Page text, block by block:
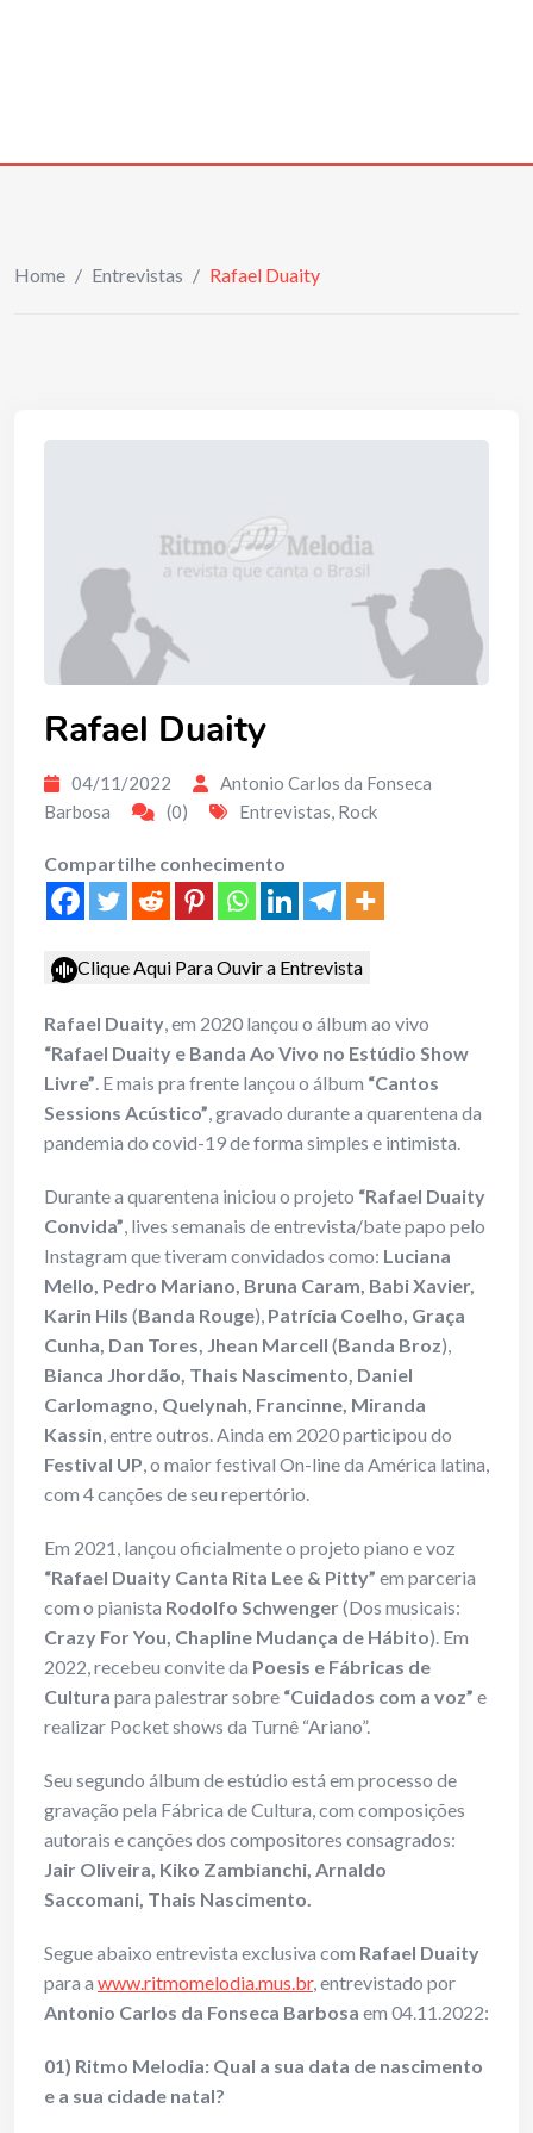
Home / Entrevistas / Rafael Duaity
Rafael Duaity
04/11/2022
Antonio Carlos da Fonseca
Barbosa
(0) Entrevistas, Rock
Compartilhe conhecimento
Clique Aqui Para Ouvir a Entrevista
Rafael Duaity, em 2020 lançou o álbum ao vivo
“Rafael Duaity e Banda Ao Vivo no Estúdio Show
Livre”. E mais pra frente lançou o álbum “Cantos
Sessions Acústico”, gravado durante a quarentena da
pandemia do covid-19 de forma simples e intimista.
Durante a quarentena iniciou o projeto “Rafael Duaity
Convida”, lives semanais de entrevista/bate papo pelo
Instagram que tiveram convidados como: Luciana
Mello, Pedro Mariano, Bruna Caram, Babi Xavier,
Karin Hils (Banda Rouge), Patrícia Coelho, Graça
Cunha, Dan Tores, Jhean Marcell (Banda Broz),
Bianca Jhordão, Thais Nascimento, Daniel
Carlomagno, Quelynah, Francinne, Miranda
Kassin, entre outros. Ainda em 2020 participou do
Festival UP, o maior festival On-line da América latina,
com 4 canções de seu repertório.
Em 2021, lançou oficialmente o projeto piano e voz
“Rafael Duaity Canta Rita Lee & Pitty” em parceria
com o pianista Rodolfo Schwenger(Dos musicais:
Crazy For You, Chapline Mudança de Hábito). Em
2022, recebeu convite da Poesis e Fábricas de
Cultura para palestrar sobre “Cuidados com a voz” e
realizar Pocket shows da Turnê “Ariano”.
Seu segundo álbum de estúdio está em processo de
gravação pela Fábrica de Cultura, com composições
autorais e canções dos compositores consagrados:
Jair Oliveira, Kiko Zambianchi, Arnaldo
Saccomani, Thais Nascimento.
Segue abaixo entrevista exclusiva com Rafael Duaity
para a www.ritmomelodia.mus.br, entrevistado por
Antonio Carlos da Fonseca Barbosa em 04.11.2022:
01) Ritmo Melodia: Qual a sua data de nascimento
e a sua cidade natal?